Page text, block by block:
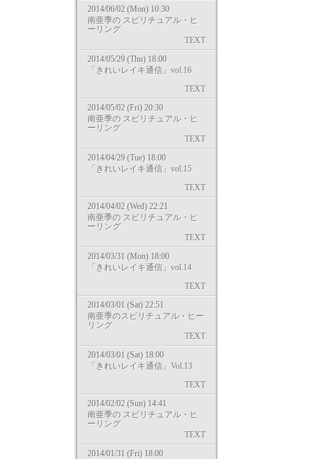
2014/06/02 (Mon) 10:30
南亜季の スピリチュアル・ヒ
ーリング
TEXT
2014/05/29 (Thu) 18:00
「きれいレイキ通信」vol.16
TEXT
2014/05/02 (Fri) 20:30
南亜季の スピリチュアル・ヒ
ーリング
TEXT
2014/04/29 (Tue) 18:00
「きれいレイキ通信」vol.15
TEXT
2014/04/02 (Wed) 22:21
南亜季の スピリチュアル・ヒ
ーリング
TEXT
2014/03/31 (Mon) 18:00
「きれいレイキ通信」vol.14
TEXT
2014/03/01 (Sat) 22:51
南亜季のスピリチュアル・ヒー
リング
TEXT
2014/03/01 (Sat) 18:00
「きれいレイキ通信」Vol.13
TEXT
2014/02/02 (Sun) 14:41
南亜季の スピリチュアル・ヒ
ーリング
TEXT
2014/01/31 (Fri) 18:00